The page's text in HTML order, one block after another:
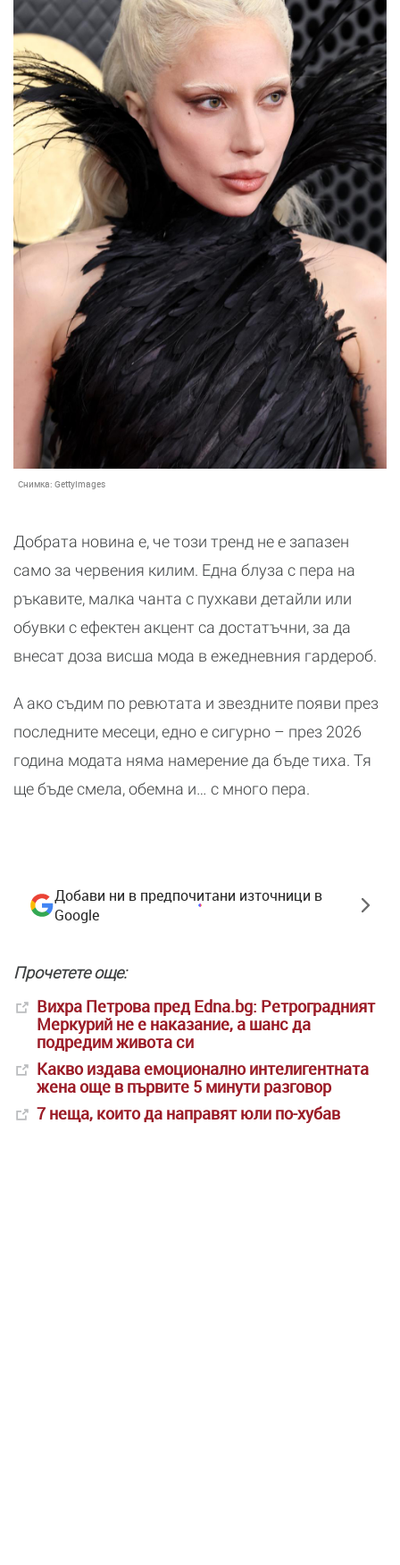
Снимка: GettyImages
Добрата новина е, че този тренд не е запазен
само за червения килим. Една блуза с пера на
ръкавите, малка чанта с пухкави детайли или
обувки с ефектен акцент са достатъчни, за да
внесат доза висша мода в ежедневния гардероб.
А ако съдим по ревютата и звездните появи през
последните месеци, едно е сигурно – през 2026
година модата няма намерение да бъде тиха. Тя
ще бъде смела, обемна и… с много пера.
Добави ни в предпочитани източници в
Google
Прочетете още:
Вихра Петрова пред Edna.bg: Ретроградният
Меркурий не е наказание, а шанс да
подредим живота си
Какво издава емоционално интелигентната
жена още в първите 5 минути разговор
7 неща, които да направят юли по-хубав